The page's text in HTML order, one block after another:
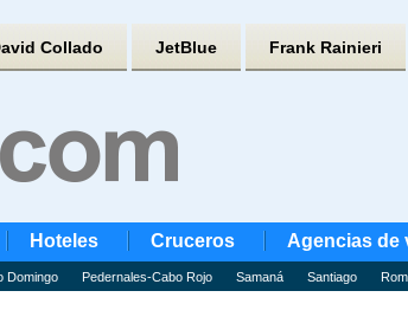
Collado JetBlue Frank Rainieri
Hoteles Cruceros Agencias de
Domingo Pedernales-Cabo Rojo Samaná Santiago